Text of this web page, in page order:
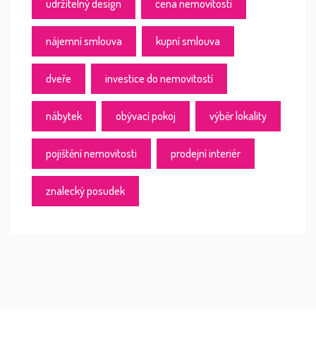
udržitelný design cena nemovitosti
nájemní smlouva kupní smlouva
dveře investice do nemovitostí
nábytek obývací pokoj výběr lokality
pojištění nemovitosti prodejní interiér
znalecký posudek